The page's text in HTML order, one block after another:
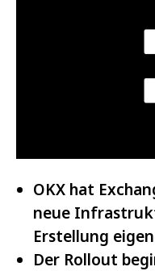
OKX hat
neue
Erstellung
Der Rollout